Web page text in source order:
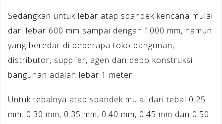
Sedangkan untuk lebar atap spandek kencana mulai
dari lebar 600 mm sampai dengan 1000 mm, namun
yang beredar di beberapa toko bangunan,
distributor, supplier, agen dan depo konstruksi
bangunan adalah lebar 1 meter
Untuk tebalnya atap spandek mulai dari tebal 0.25
mm. 0.30 mm, 0.35 mm, 0.40 mm, 0.45 mm dan 0.50